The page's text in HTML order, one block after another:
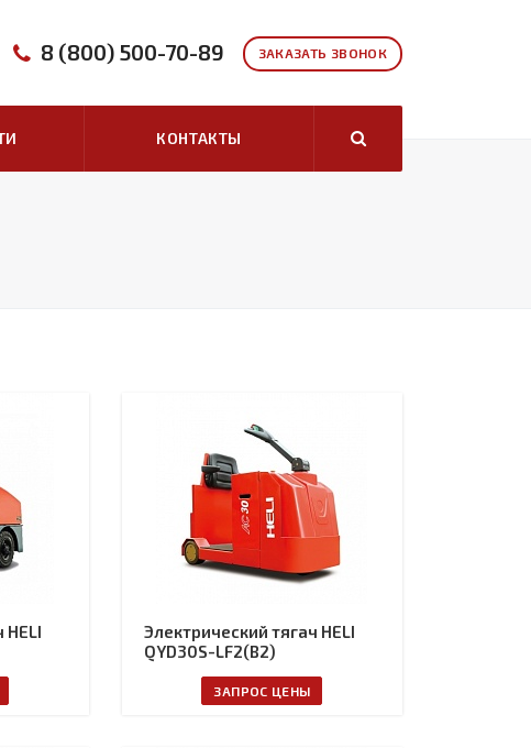
ЗАКАЗАТЬ ЗВОНОК
8 (800) 500-70-89
КОНТАКТЫ
HELI
Электрический тягач HELI
QYD30S-LF2(B2)
ЗАПРОС ЦЕНЫ